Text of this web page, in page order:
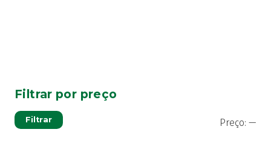
Filtrar por preço
Filtrar Preço: —